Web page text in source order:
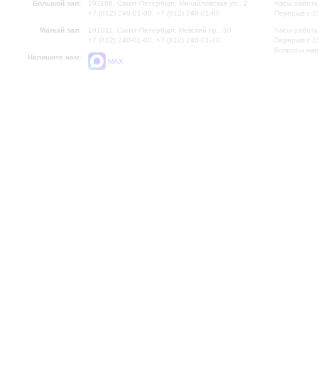
Большой зал:
191186, Санкт-Петербург, Михайловская ул., 2
+7 (812) 240-01-00, +7 (812) 240-01-80
Малый зал:
191011, Санкт-Петербург, Невский пр., 30
+7 (812) 240-01-00, +7 (812) 240-01-70
Напишите нам:
MAX
Часы
Перерыв с
Часы
Перерыв с
Вопросы